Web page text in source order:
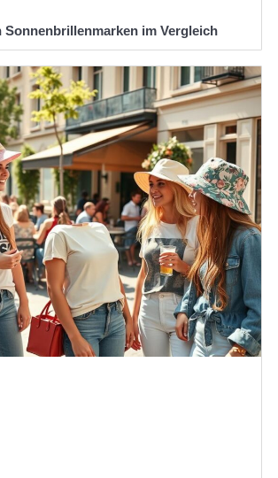
Sonnenbrillenmarken im Vergleich